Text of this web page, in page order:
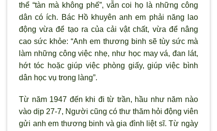
thể “tàn mà không phế”, vẫn coi họ là những công
dân có ích. Bác Hồ khuyên anh em phải năng lao
động vừa để tạo ra của cải vật chất, vừa để nâng
cao sức khỏe: “Anh em thương binh sẽ tùy sức mà
làm những công việc nhẹ, như học may vá, đan lát,
hớt tóc hoặc giúp việc phòng giấy, giúp việc bình
dân học vụ trong làng”.
Từ năm 1947 đến khi đi từ trần, hầu như năm nào
vào dịp 27-7, Người cũng có thư thăm hỏi động viên
gửi anh em thương binh và gia đình liệt sĩ. Từ ngày